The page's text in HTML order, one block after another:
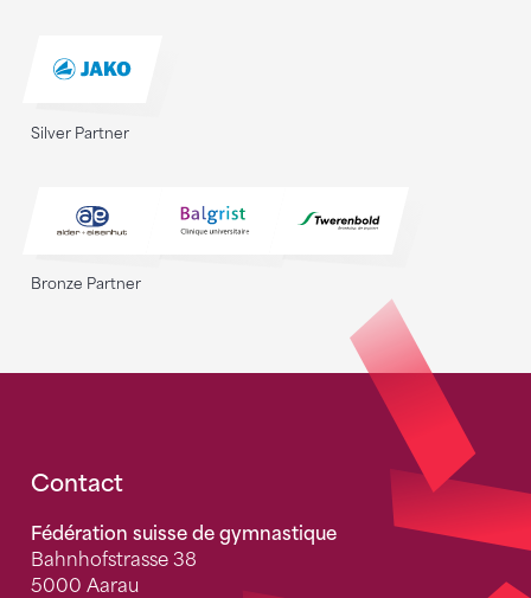
Silver Partner
Bronze Partner
Fusszeile
Contact
Fédération suisse de gymnastique
Bahnhofstrasse 38
5000 Aarau